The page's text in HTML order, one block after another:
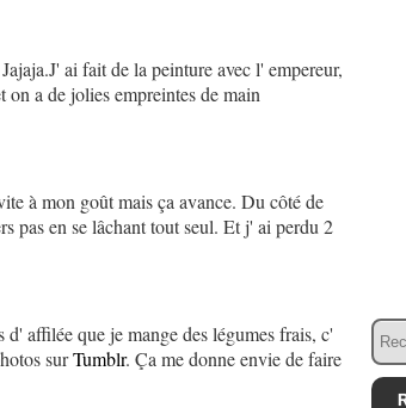
ai fait de la peinture avec l' empereur,
on a de jolies empreintes de main
à mon goût mais ça avance. Du côté de
pas en se lâchant tout seul. Et j' ai perdu 2
affilée que je mange des légumes frais, c'
surTumblr. Ça me donne envie de faire